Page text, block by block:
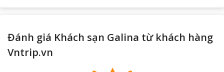
Đánh giá Khách sạn Galina từ khách hàng
Vntrip.vn